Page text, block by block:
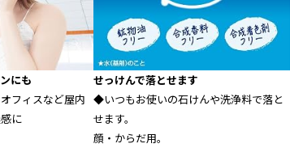
にも
フィスなど屋内
に
せっけんで落とせます
◆いつもお使いの石けんや洗浄料で落と
せます。
顔・からだ用。